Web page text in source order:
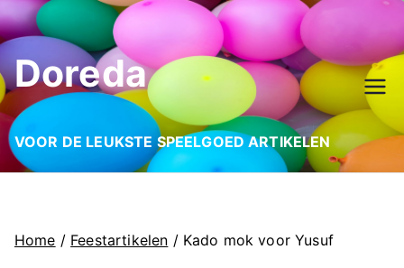
Ga
naar
de
inhoud
Doreda
VOOR DE LEUKSTE SPEELGOED ARTIKELEN
Home / Feestartikelen / Kado mok voor Yusuf